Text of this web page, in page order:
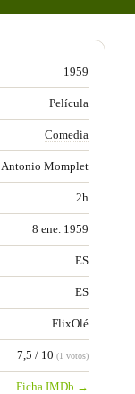
1959
Película
Comedia
Antonio Momplet
2h
8 ene. 1959
ES
ES
FlixOlé
7,5 / 10 (1 votos)
Ficha IMDb →